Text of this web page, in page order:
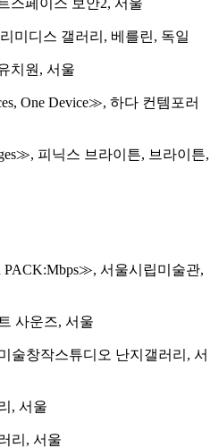
디스 갤러리, 베를린, 독일
치원, 서울
One Device≫, 하다 컨템포러
피닉스 브라이튼, 브라이튼,
서울시립미술관,
사운즈, 서울
창작스튜디오 난지갤러리, 서
, 서울
리, 서울